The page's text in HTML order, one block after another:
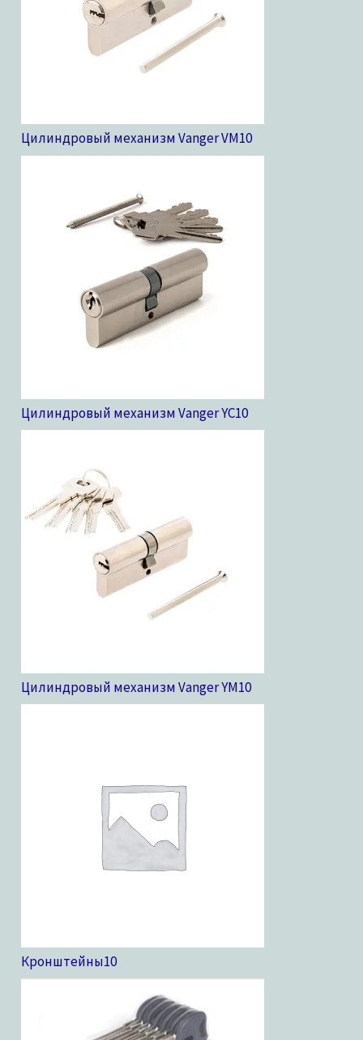
Цилиндровый механизм Vanger VM10
Цилиндровый механизм Vanger YC10
Цилиндровый механизм Vanger YM10
Кронштейны10